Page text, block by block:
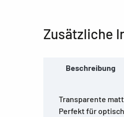
Zusätzliche
Beschreibung
Transparente
Perfekt für